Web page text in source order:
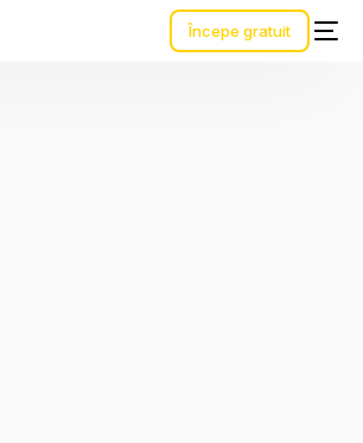
Începe gratuit